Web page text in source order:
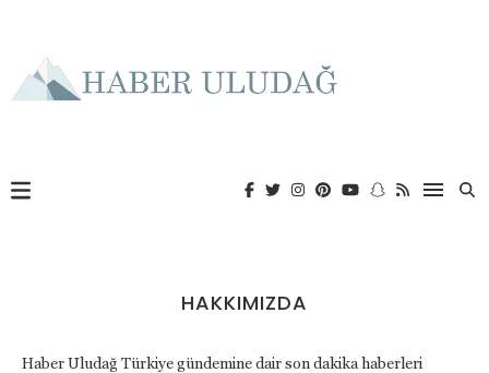
HAKKIMIZDA
Haber Uludağ Türkiye gündemine dair son dakika haberleri